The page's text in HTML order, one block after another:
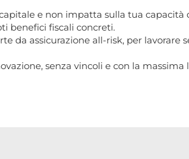
e non impatta sulla tua capacità
benefici fiscali concreti.
da assicurazione all-risk, per lavorare
senza vincoli e con la